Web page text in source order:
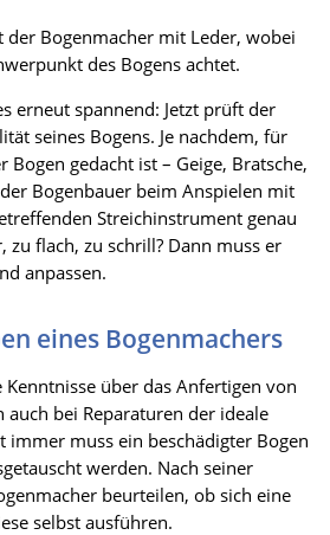
der Bogenmacher mit Leder, wobei
des Bogens achtet.
erneut spannend: Jetzt prüft der
seines Bogens. Je nachdem, für
gedacht ist – Geige, Bratsche,
Bogenbauer beim Anspielen mit
Streichinstrument genau
zu flach, zu schrill? Dann muss er
anpassen.
eines Bogenmachers
Kenntnisse über das Anfertigen von
bei Reparaturen der ideale
immer muss ein beschädigter Bogen
werden. Nach seiner
beurteilen, ob sich eine
selbst ausführen.